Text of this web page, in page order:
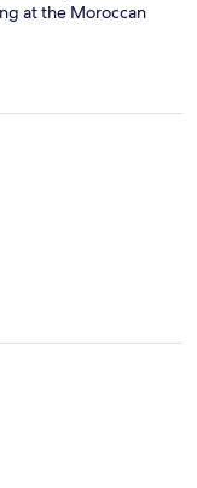
at the Moroccan